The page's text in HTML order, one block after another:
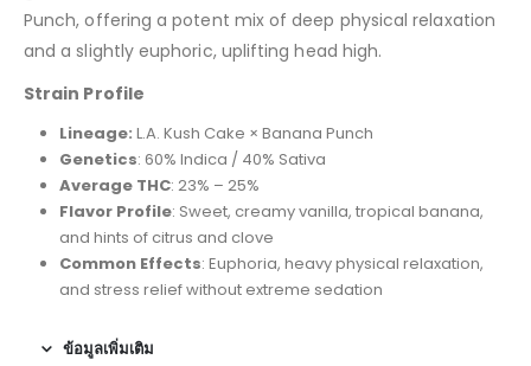
Punch, offering a potent mix of deep physical relaxation
and a slightly euphoric, uplifting head high.
Strain Profile
Lineage: L.A. Kush Cake × Banana Punch
Genetics: 60% Indica / 40% Sativa
Average THC: 23% – 25%
Flavor Profile: Sweet, creamy vanilla, tropical banana,
and hints of citrus and clove
Common Effects: Euphoria, heavy physical relaxation,
and stress relief without extreme sedation
ข้อมูลเพิ่มเติม